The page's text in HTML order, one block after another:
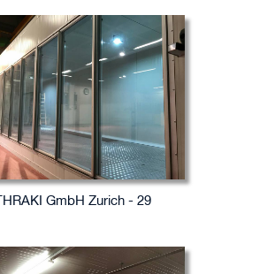
THRAKI GmbH Zurich - 29